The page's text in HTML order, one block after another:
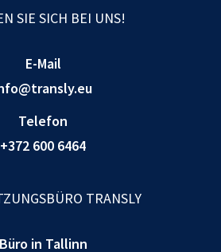
SIE SICH BEI UNS!
E-Mail
Telefon
+372 600 6464
TRANSLY
Büro in Tallinn